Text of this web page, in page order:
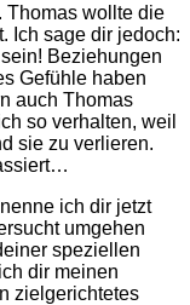
Thomas wollte die
Ich sage dir jedoch:
Beziehungen
Gefühle haben
auch Thomas
so verhalten, weil
sie zu verlieren.
ich dir jetzt
umgehen
speziellen
dir meinen
zielgerichtetes